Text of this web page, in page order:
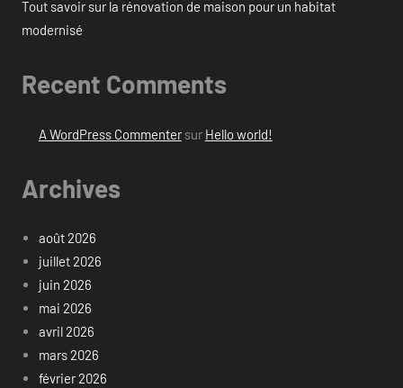
Tout savoir sur la rénovation de maison pour un habitat
modernisé
Recent Comments
A WordPress Commentersur Hello world!
Archives
août 2026
juillet 2026
juin 2026
mai 2026
avril 2026
mars 2026
février 2026